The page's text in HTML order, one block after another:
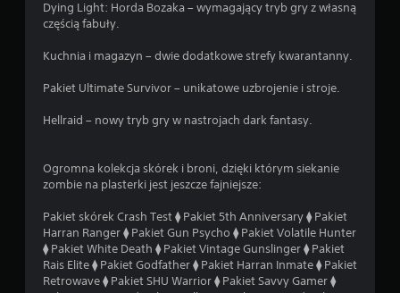
Dying Light: Horda Bozaka – wymagający tryb gry z własną
częścią fabuły.
Kuchnia i magazyn – dwie dodatkowe strefy kwarantanny.
Pakiet Ultimate Survivor – unikatowe uzbrojenie i stroje.
Hellraid – nowy tryb gry w nastrojach dark fantasy.
Ogromna kolekcja skórek i broni, dzięki którym siekanie
zombie na plasterki jest jeszcze fajniejsze:
Pakiet skórek Crash Test ⧫ Pakiet 5th Anniversary ⧫ Pakiet
Harran Ranger ⧫ Pakiet Gun Psycho ⧫ Pakiet Volatile Hunter
⧫ Pakiet White Death ⧫ Pakiet Vintage Gunslinger ⧫ Pakiet
Rais Elite ⧫ Pakiet Godfather ⧫ Pakiet Harran Inmate ⧫ Pakiet
Retrowave ⧫ Pakiet SHU Warrior ⧫ Pakiet Savvy Gamer ⧫